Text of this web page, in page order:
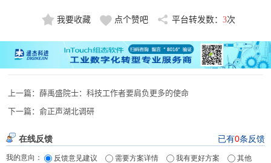
我要收藏 点个赞吧 平台转发数： 3次
上一篇：薛禹盛院士：科技工作者要肩负更多的使命
下一篇：俞正声湖北调研